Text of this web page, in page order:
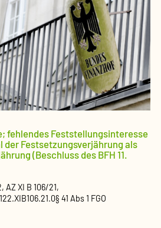
fehlendes Feststellungsinteresse
der Festsetzungsverjährung als
(Beschluss des BFH 11.
, AZXI B 106/21,
§ 41 Abs 1 FGO